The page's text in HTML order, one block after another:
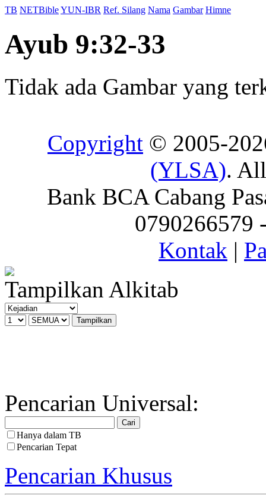
TB NETBibleYUN-IBR Ref. Silang Nama Gambar Himne
Ayub 9:32-33
Tidak ada Gambar yang
Copyright © 2005-
(YLSA).
Bank BCA Cabang
0790266579
Kontak |
Tampilkan Alkitab
Pencarian Universal:
Hanya dalam TB
Pencarian Tepat
Pencarian Khusus